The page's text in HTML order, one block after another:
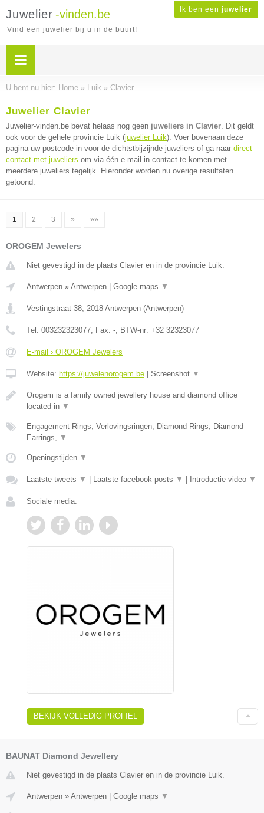
Ik ben een juwelier
Juwelier -vinden.be
Vind een juwelier bij u in de buurt!
U bent nu hier: Home » Luik » Clavier
Juwelier Clavier
Juwelier-vinden.be bevat helaas nog geen juweliers in Clavier. Dit geldt
ook voor de gehele provincie Luik (juwelier Luik). Voer bovenaan deze
pagina uw postcode in voor de dichtstbijzijnde juweliers of ga naar direct
contact met juweliers om via één e-mail in contact te komen met
meerdere juweliers tegelijk. Hieronder worden nu overige resultaten
getoond.
1 2 3 » »»
OROGEM Jewelers
Niet gevestigd in de plaats Clavier en in de provincie Luik.
Antwerpen » Antwerpen Google maps ▼
Vestingstraat 38, 2018 Antwerpen (Antwerpen)
Tel: 003232323077, Fax: -, BTW-nr: +32 32323077
E-mail › OROGEM Jewelers
Website: https://juwelenorogem.be Screenshot ▼
Orogem is a family owned jewellery house and diamond office
located in ▼
Engagement Rings, Verlovingsringen, Diamond Rings, Diamond
Earrings, ▼
Openingstijden ▼
Laatste tweets ▼ Laatste facebook posts ▼ Introductie video ▼
Sociale media:
BEKIJK VOLLEDIG PROFIEL
BAUNAT Diamond Jewellery
Niet gevestigd in de plaats Clavier en in de provincie Luik.
Antwerpen » Antwerpen Google maps ▼